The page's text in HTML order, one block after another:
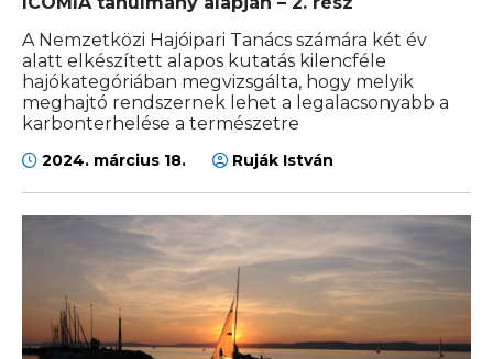
A Nemzetközi Hajóipari Tanács számára két év
alatt elkészített alapos kutatás kilencféle
hajókategóriában megvizsgálta, hogy melyik
meghajtó rendszernek lehet a legalacsonyabb a
karbonterhelése a természetre
2024. március 18. Ruják István